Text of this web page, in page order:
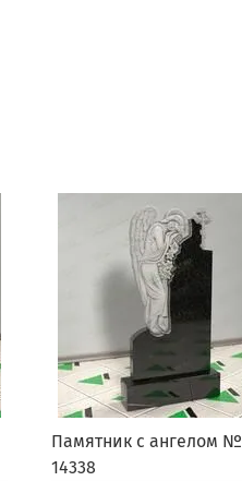
Памятник с ангелом №
14338